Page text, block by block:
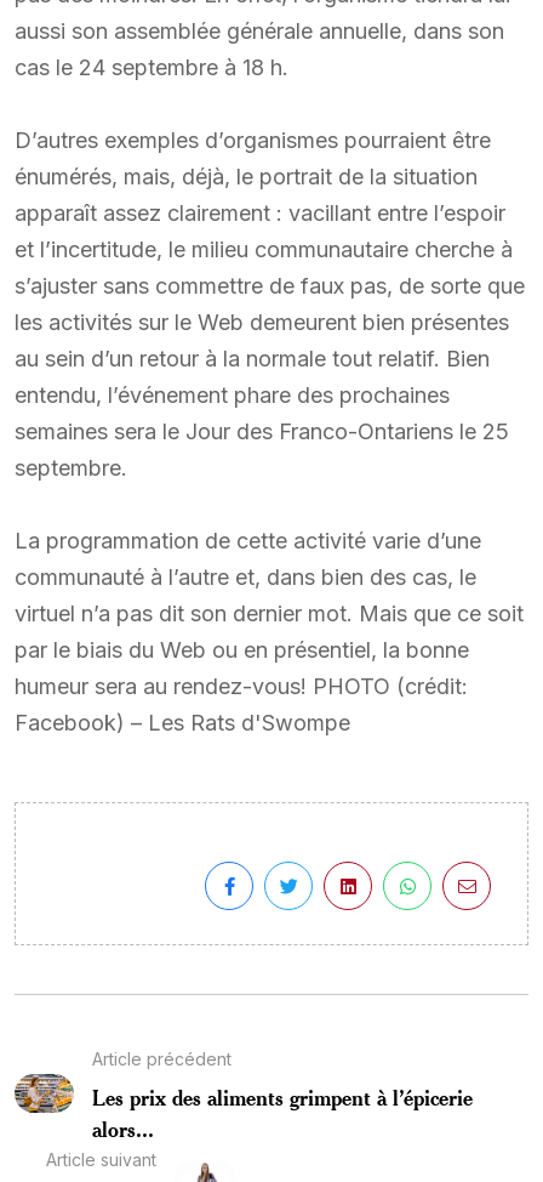
aussi son assemblée générale annuelle, dans son
cas le 24 septembre à 18 h.
D’autres exemples d’organismes pourraient être
énumérés, mais, déjà, le portrait de la situation
apparaît assez clairement : vacillant entre l’espoir
et l’incertitude, le milieu communautaire cherche à
s’ajuster sans commettre de faux pas, de sorte que
les activités sur le Web demeurent bien présentes
au sein d’un retour à la normale tout relatif. Bien
entendu, l’événement phare des prochaines
semaines sera le Jour des Franco-Ontariens le 25
septembre.
La programmation de cette activité varie d’une
communauté à l’autre et, dans bien des cas, le
virtuel n’a pas dit son dernier mot. Mais que ce soit
par le biais du Web ou en présentiel, la bonne
humeur sera au rendez-vous! PHOTO (crédit:
Facebook) – Les Rats d'Swompe
Article précédent
Les prix des aliments grimpent à l’épicerie
alors...
Article suivant